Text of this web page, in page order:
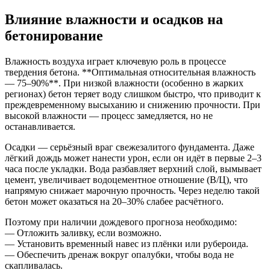
Влияние влажности и осадков на
бетонирование
Влажность воздуха играет ключевую роль в процессе
твердения бетона. **Оптимальная относительная влажность
— 75–90%**. При низкой влажности (особенно в жарких
регионах) бетон теряет воду слишком быстро, что приводит к
преждевременному высыханию и снижению прочности. При
высокой влажности — процесс замедляется, но не
останавливается.
Осадки — серьёзный враг свежезалитого фундамента. Даже
лёгкий дождь может нанести урон, если он идёт в первые 2–3
часа после укладки. Вода разбавляет верхний слой, вымывает
цемент, увеличивает водоцементное отношение (В/Ц), что
напрямую снижает марочную прочность. Через неделю такой
бетон может оказаться на 20–30% слабее расчётного.
Поэтому при наличии дождевого прогноза необходимо:
— Отложить заливку, если возможно.
— Установить временный навес из плёнки или рубероида.
— Обеспечить дренаж вокруг опалубки, чтобы вода не
скапливалась.